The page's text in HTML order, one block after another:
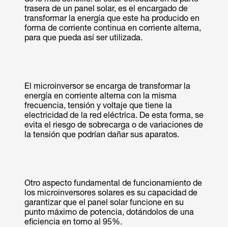
trasera de un panel solar, es el encargado de
transformar la energía que este ha producido en
forma de corriente continua en corriente alterna,
para que pueda así ser utilizada.
El microinversor se encarga de transformar la
energía en corriente alterna con la misma
frecuencia, tensión y voltaje que tiene la
electricidad de la red eléctrica. De esta forma, se
evita el riesgo de sobrecarga o de variaciones de
la tensión que podrían dañar sus aparatos.
Otro aspecto fundamental de funcionamiento de
los microinversores solares es su capacidad de
garantizar que el panel solar funcione en su
punto máximo de potencia, dotándolos de una
eficiencia en torno al 95%.